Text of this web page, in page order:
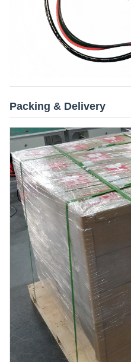
Packing & Delivery